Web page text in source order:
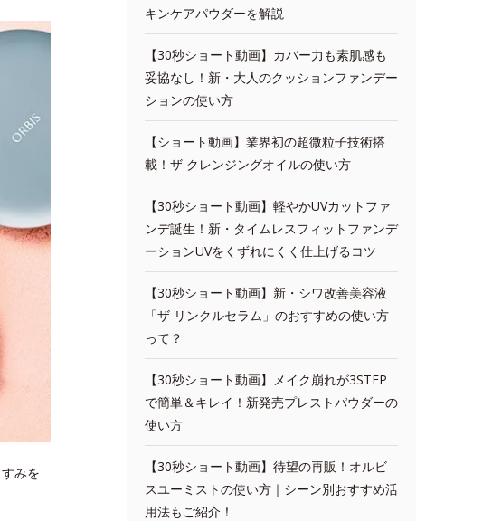
みを
キンケアパウダーを解説
【30秒ショート動画】カバー力も素肌感も
妥協なし！新・大人のクッションファンデー
ションの使い方
【ショート動画】業界初の超微粒子技術搭
載！ザ クレンジングオイルの使い方
【30秒ショート動画】軽やかUVカットファ
ンデ誕生！新・タイムレスフィットファンデ
ーションUVをくずれにくく仕上げるコツ
【30秒ショート動画】新・シワ改善美容液
「ザ リンクルセラム」のおすすめの使い方
って？
【30秒ショート動画】メイク崩れが3STEP
で簡単＆キレイ！新発売プレストパウダーの
使い方
【30秒ショート動画】待望の再販！オルビ
スユーミストの使い方｜シーン別おすすめ活
用法もご紹介！